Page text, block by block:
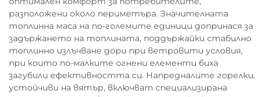
разположени около периметъра. Значителната
топлинна маса на по-големите единици допринася за
задържането на топлината, поддържайки стабилно
топлинно излъчване дори при ветровити условия,
при които по-малките огнени елементи биха
загубили ефективността си. Напредналите горелки,
устойчиви на вятър, включват специализирана